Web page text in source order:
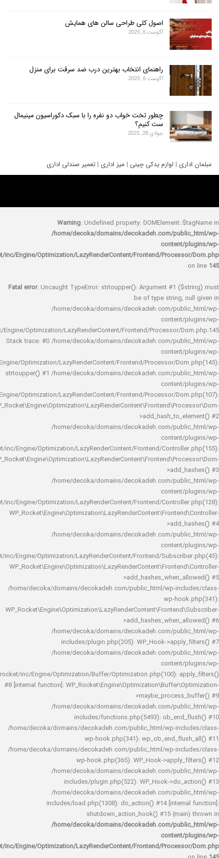
اصول کلی طراحی سالن های همایش
آگوست 6, 2025
راهنمای انتخاب بهترین درب ضد سرقت برای منزل
آگوست 6, 2025
چطور تخت خواب دو نفره را با سبک دکوراسیون مینیمال
ست کنیم؟
جولای 28, 2025
|لوازم یدکی چینی|میز اداری| تعمیر صندلی اداری
Warning: Undefined property:
/home/decoka/domains/decokadeh.com/
rocket/inc/Engine/Optimization/LazyRenderContent/Frontend/
Fatal error : Uncaught TypeError: strtoupper(): Argument #1
be of type string,
/home/decoka/domains/decokadeh.com/
rocket/inc/Engine/Optimization/LazyRenderContent/Frontend/Processor/
Stack trace: #0 /home/decoka/domains/decokadeh.com/
rocket/inc/Engine/Optimization/LazyRenderContent/Frontend/Processor/
strtoupper() #1 /home/decoka/domains/decokadeh.com/
rocket/inc/Engine/Optimization/LazyRenderContent/Frontend/Processor/
/home/decoka/domains/decokadeh.com/
rocket/inc/Engine/Optimization/LazyRenderContent/Frontend/
/home/decoka/domains/decokadeh.com/
rocket/inc/Engine/Optimization/LazyRenderContent/Frontend/
/home/decoka/domains/decokadeh.com/
rocket/inc/Engine/Optimization/LazyRenderContent/Frontend/
/home/decoka/domains/decokadeh.com/public_html/wp-
wp-
/home/decoka/domains/decokadeh.com/
includes/plugin.php(205): WP_Hook-
/home/decoka/domains/decokadeh.com/
rocket/inc/Engine/Optimization/Buffer/Optimization.php(100):
#8 [internal function]:
/home/decoka/domains/decokadeh.com/
includes/functions.php(5493):
/home/decoka/domains/decokadeh.com/public_html/wp-
wp-hook.php(341):
/home/decoka/domains/decokadeh.com/public_html/wp-
wp-hook.php(365): WP_Hook-
/home/decoka/domains/decokadeh.com/
includes/plugin.php(522): WP_Hook-
/home/decoka/domains/decokadeh.com/
includes/load.php(1308): do_action() #14
shutdown_action_hook() #15
/home/decoka/domains/decokadeh.com/
rocket/inc/Engine/Optimization/LazyRenderContent/Frontend/